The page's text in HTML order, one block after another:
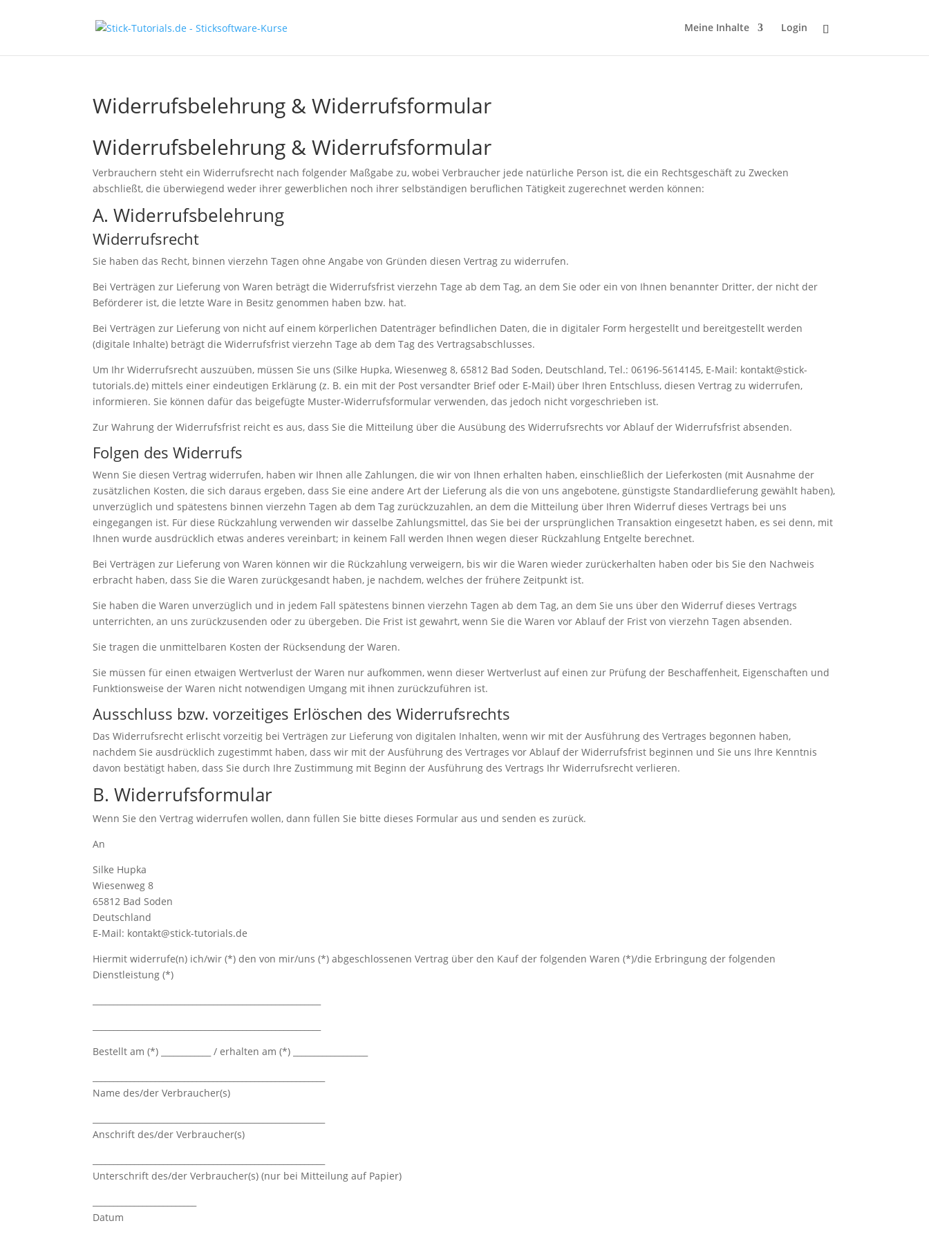
Meine Inhalte Login
Widerrufsbelehrung & Widerrufsformular
Widerrufsbelehrung & Widerrufsformular
Verbrauchern steht ein Widerrufsrecht nach folgender Maßgabe zu, wobei Verbraucher jede natürliche Person ist, die ein Rechtsgeschäft zu Zwecken
abschließt, die überwiegend weder ihrer gewerblichen noch ihrer selbständigen beruflichen Tätigkeit zugerechnet werden können:
A. Widerrufsbelehrung
Widerrufsrecht
Sie haben das Recht, binnen vierzehn Tagen ohne Angabe von Gründen diesen Vertrag zu widerrufen.
Bei Verträgen zur Lieferung von Waren beträgt die Widerrufsfrist vierzehn Tage ab dem Tag, an dem Sie oder ein von Ihnen benannter Dritter, der nicht der
Beförderer ist, die letzte Ware in Besitz genommen haben bzw. hat.
Bei Verträgen zur Lieferung von nicht auf einem körperlichen Datenträger befindlichen Daten, die in digitaler Form hergestellt und bereitgestellt werden
(digitale Inhalte) beträgt die Widerrufsfrist vierzehn Tage ab dem Tag des Vertragsabschlusses.
Um Ihr Widerrufsrecht auszuüben, müssen Sie uns (Silke Hupka, Wiesenweg 8, 65812 Bad Soden, Deutschland, Tel.: 06196-5614145, E-Mail: kontakt@stick-
tutorials.de) mittels einer eindeutigen Erklärung (z. B. ein mit der Post versandter Brief oder E-Mail) über Ihren Entschluss, diesen Vertrag zu widerrufen,
informieren. Sie können dafür das beigefügte Muster-Widerrufsformular verwenden, das jedoch nicht vorgeschrieben ist.
Zur Wahrung der Widerrufsfrist reicht es aus, dass Sie die Mitteilung über die Ausübung des Widerrufsrechts vor Ablauf der Widerrufsfrist absenden.
Folgen des Widerrufs
Wenn Sie diesen Vertrag widerrufen, haben wir Ihnen alle Zahlungen, die wir von Ihnen erhalten haben, einschließlich der Lieferkosten (mit Ausnahme der
zusätzlichen Kosten, die sich daraus ergeben, dass Sie eine andere Art der Lieferung als die von uns angebotene, günstigste Standardlieferung gewählt haben),
unverzüglich und spätestens binnen vierzehn Tagen ab dem Tag zurückzuzahlen, an dem die Mitteilung über Ihren Widerruf dieses Vertrags bei uns
eingegangen ist. Für diese Rückzahlung verwenden wir dasselbe Zahlungsmittel, das Sie bei der ursprünglichen Transaktion eingesetzt haben, es sei denn, mit
Ihnen wurde ausdrücklich etwas anderes vereinbart; in keinem Fall werden Ihnen wegen dieser Rückzahlung Entgelte berechnet.
Bei Verträgen zur Lieferung von Waren können wir die Rückzahlung verweigern, bis wir die Waren wieder zurückerhalten haben oder bis Sie den Nachweis
erbracht haben, dass Sie die Waren zurückgesandt haben, je nachdem, welches der frühere Zeitpunkt ist.
Sie haben die Waren unverzüglich und in jedem Fall spätestens binnen vierzehn Tagen ab dem Tag, an dem Sie uns über den Widerruf dieses Vertrags
unterrichten, an uns zurückzusenden oder zu übergeben. Die Frist ist gewahrt, wenn Sie die Waren vor Ablauf der Frist von vierzehn Tagen absenden.
Sie tragen die unmittelbaren Kosten der Rücksendung der Waren.
Sie müssen für einen etwaigen Wertverlust der Waren nur aufkommen, wenn dieser Wertverlust auf einen zur Prüfung der Beschaffenheit, Eigenschaften und
Funktionsweise der Waren nicht notwendigen Umgang mit ihnen zurückzuführen ist.
Ausschluss bzw. vorzeitiges Erlöschen des Widerrufsrechts
Das Widerrufsrecht erlischt vorzeitig bei Verträgen zur Lieferung von digitalen Inhalten, wenn wir mit der Ausführung des Vertrages begonnen haben,
nachdem Sie ausdrücklich zugestimmt haben, dass wir mit der Ausführung des Vertrages vor Ablauf der Widerrufsfrist beginnen und Sie uns Ihre Kenntnis
davon bestätigt haben, dass Sie durch Ihre Zustimmung mit Beginn der Ausführung des Vertrags Ihr Widerrufsrecht verlieren.
B. Widerrufsformular
Wenn Sie den Vertrag widerrufen wollen, dann füllen Sie bitte dieses Formular aus und senden es zurück.
An
Silke Hupka
Wiesenweg 8
65812 Bad Soden
Deutschland
E-Mail: kontakt@stick-tutorials.de
Hiermit widerrufe(n) ich/wir (*) den von mir/uns (*) abgeschlossenen Vertrag über den Kauf der folgenden Waren (*)/die Erbringung der folgenden
Dienstleistung (*)
Bestellt am (*) ____________ / erhalten am (*) __________________
Name des/der Verbraucher(s)
Anschrift des/der Verbraucher(s)
Unterschrift des/der Verbraucher(s) (nur bei Mitteilung auf Papier)
Datum